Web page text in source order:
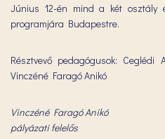
Június 12-én mind a két osztály
programjára Budapestre.
Résztvevő pedagógusok:
Vinczéné Faragó Anikó
Vinczéné Faragó Anikó
pályázati felelős